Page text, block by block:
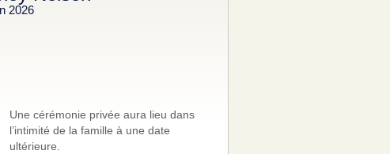
2026
Une cérémonie privée aura lieu dans
l’intimité de la famille à une date
ultérieure.